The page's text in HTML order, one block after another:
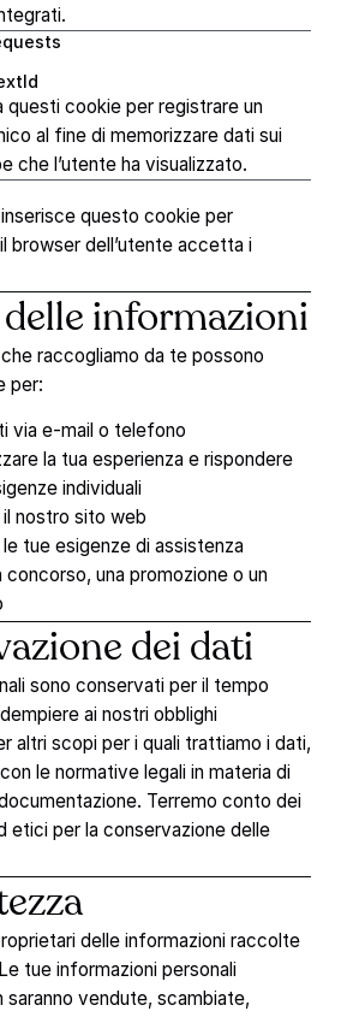
questi cookie per registrare un
al fine di memorizzare dati sui
che l’utente ha visualizzato.
questo cookie per
browser dell’utente accetta i
delle informazioni
raccogliamo da te possono
per:
via e-mail o telefono
la tua esperienza e rispondere
individuali
il nostro sito web
tue esigenze di assistenza
concorso, una promozione o un
dei dati
sono conservati per il tempo
ai nostri obblighi
altri scopi per i quali trattiamo i dati,
le normative legali in materia di
Terremo conto dei
etici per la conservazione delle
delle informazioni raccolte
tue informazioni personali
saranno vendute, scambiate,